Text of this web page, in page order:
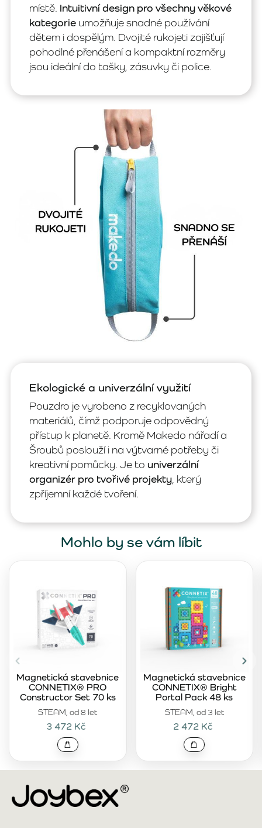
místě. Intuitivní design pro všechny věkové
kategorie umožňuje snadné používání
dětem i dospělým. Dvojité rukojeti zajišťují
pohodlné přenášení a kompaktní rozměry
jsou ideální do tašky, zásuvky či police.
Ekologické a univerzální využití
Pouzdro je vyrobeno z recyklovaných
materiálů, čímž podporuje odpovědný
přístup k planetě. Kromě Makedo nářadí a
Šroubů poslouží i na výtvarné potřeby či
kreativní pomůcky. Je to univerzální
organizér pro tvořivé projekty , který
zpříjemní každé tvoření.
Mohlo by se vám líbit
STEAM, od 8 let
Magnetická stavebnice
CONNETIX® PRO
Constructor Set 70 ks
3 472 Kč
STEAM, od 3 let
Magnetická stavebnice
CONNETIX® Bright
Portal Pack 48 ks
2 472 Kč